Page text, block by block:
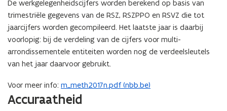
De werkgelegenheidscijfers worden berekend op basis van
trimestriële gegevens van de RSZ, RSZPPO en RSVZ die tot
jaarcijfers worden gecompileerd. Het laatste jaar is daarbij
voorlopig: bij de verdeling van de cijfers voor multi-
arrondissementele entiteiten worden nog de verdeelsleutels
van het jaar daarvoor gebruikt.
Voor meer info: m_meth2017n.pdf (nbb.be)
Accuraatheid